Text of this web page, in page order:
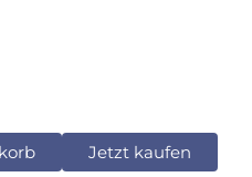
Jetzt kaufen